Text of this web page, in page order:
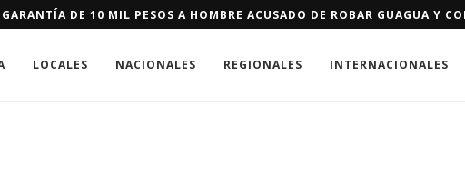
A LOS QUE SE LES NIEGUE RESIDENCIA DE EEUU PODRÁN PAGAR
LOCALES NACIONALES REGIONALES INTERNACIONALES